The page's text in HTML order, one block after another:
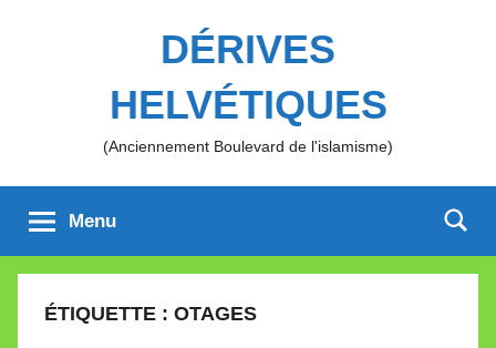
DÉRIVES
HELVÉTIQUES
(Anciennement Boulevard de l'islamisme)
Menu
ÉTIQUETTE : OTAGES